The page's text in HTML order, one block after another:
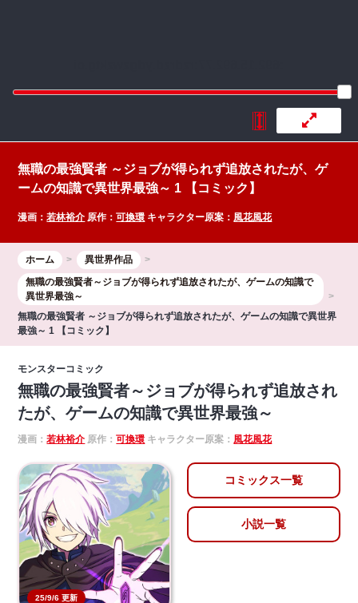
無職の最強賢者 ～ジョブが得られず追放されたが、ゲ
ームの知識で異世界最強～ 1 【コミック】
漫画：若林裕介 原作：可換環 キャラクター原案： 風花風花
ホーム
異世界作品
無職の最強賢者～ジョブが得られず追放されたが、ゲームの知識で
異世界最強～
無職の最強賢者 ～ジョブが得られず追放されたが、ゲームの知識で異世界
最強～ 1 【コミック】
モンスターコミック
無職の最強賢者～ジョブが得られず追放され
たが、ゲームの知識で異世界最強～
漫画：若林裕介 原作：可換環 キャラクター原案： 風花風花
25/9/6 更新
コミックス一覧
小説一覧